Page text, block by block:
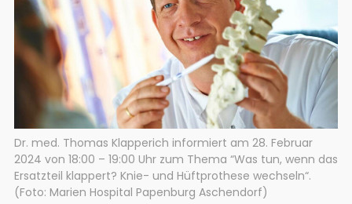
Dr. med. Thomas Klapperich informiert am 28. Februar
2024 von 18:00 – 19:00 Uhr zum Thema “Was tun, wenn das
Ersatzteil klappert? Knie- und Hüftprothese wechseln“.
(Foto: Marien Hospital Papenburg Aschendorf)